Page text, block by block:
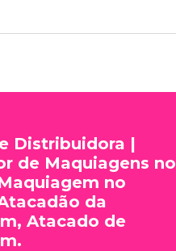
Distribuidora |
de Maquiagens no
no
da
Atacado de